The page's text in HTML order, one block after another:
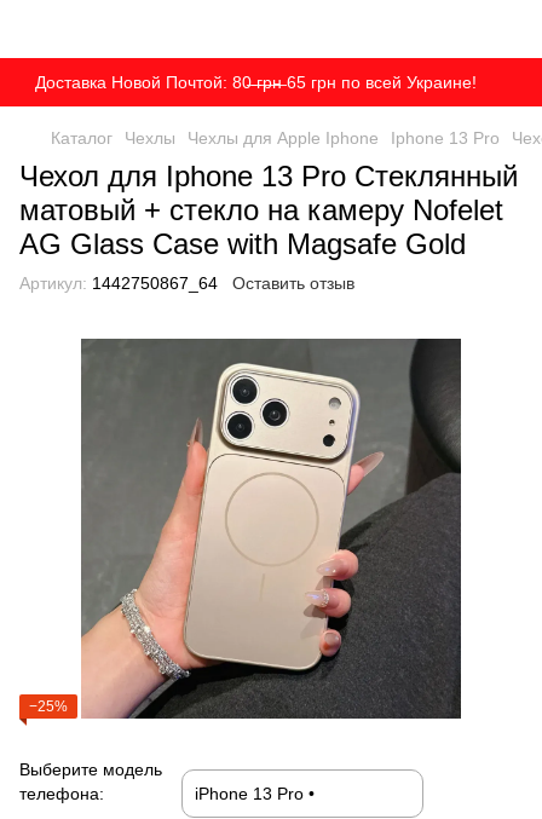
Доставка Новой Почтой: 80̶ ̶г̶р̶н̶ 65 грн по всей Украине!
Каталог Чехлы Чехлы для Apple Iphone Iphone 13 Pro
Чехол для Iphone 13 Pro Стеклянный
матовый + стекло на камеру Nofelet
AG Glass Case with Magsafe Gold
Артикул: 1442750867_64 Оставить отзыв
−25%
Выберите модель
телефона: